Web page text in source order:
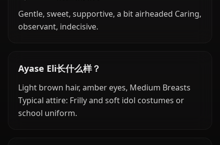
Gentle, sweet, supportive, a bit airheaded Caring,
observant, indecisive.
Ayase Eli长什么样？
Light brown hair, amber eyes, Medium Breasts
Typical attire: Frilly and soft idol costumes or
school uniform.